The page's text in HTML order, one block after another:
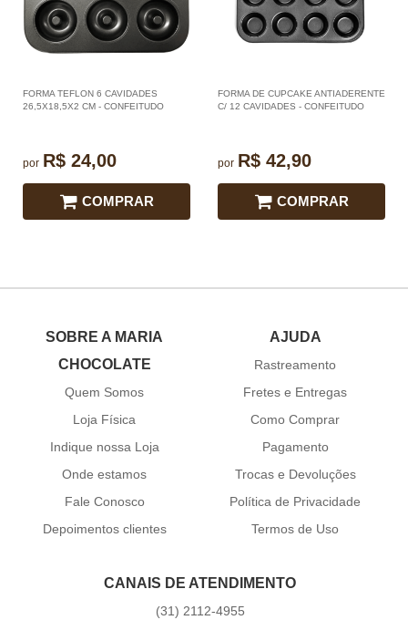
FORMA TEFLON 6 CAVIDADES
26,5X18,5X2 CM - CONFEITUDO
por R$ 24,00
COMPRAR
FORMA DE CUPCAKE ANTIADERENTE
C/ 12 CAVIDADES - CONFEITUDO
por R$ 42,90
COMPRAR
SOBRE A MARIA
CHOCOLATE
Quem Somos
Loja Física
Indique nossa Loja
Onde estamos
Fale Conosco
Depoimentos clientes
AJUDA
Rastreamento
Fretes e Entregas
Como Comprar
Pagamento
Trocas e Devoluções
Política de Privacidade
Termos de Uso
CANAIS DE ATENDIMENTO
(31) 2112-4955